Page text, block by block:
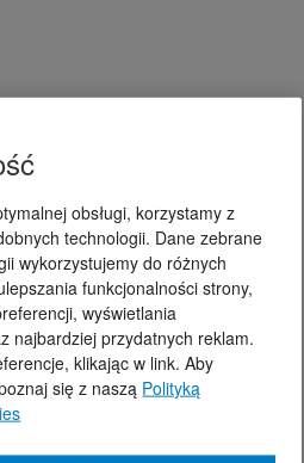
obsługi, korzystamy z
technologii. Dane zebrane
wykorzystujemy do różnych
funkcjonalności strony,
wyświetlania
najbardziej przydatnych reklam.
klikając w link. Aby
się z naszą Polityką